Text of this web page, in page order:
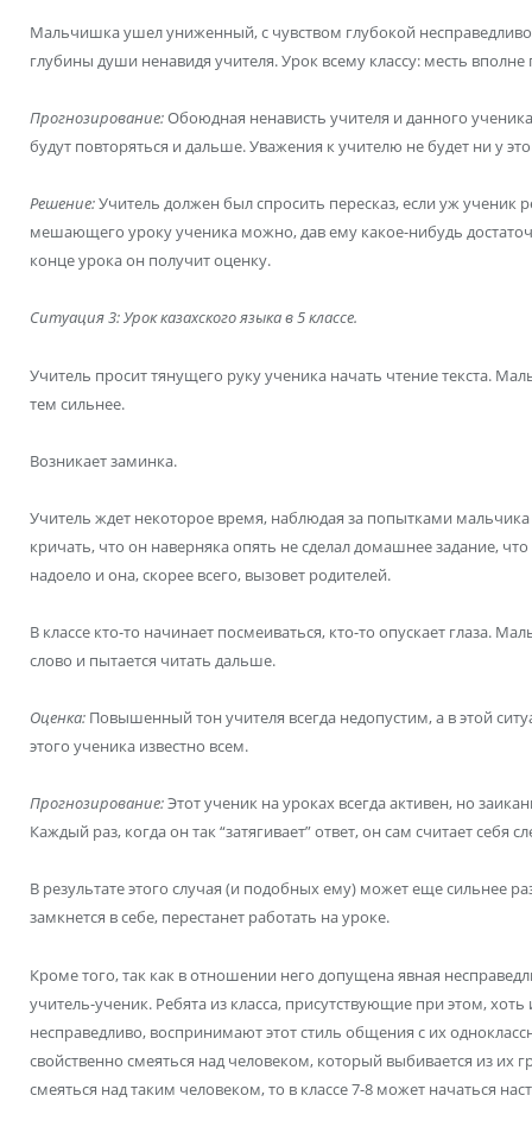
Мальчишка ушел униженный, с чувством глубокой
глубины души ненавидя учителя. Урок всему классу: месть
Прогнозирование:Обоюдная ненависть учителя и данного
будут повторяться и дальше. Уважения к учителю не будет ни у
Решение:Учитель должен был спросить пересказ, если уж
мешающего уроку ученика можно, дав ему какое-нибудь
конце урока он получит оценку.
Ситуация 3: Урок казахского языка в 5 классе.
Учитель просит тянущего руку ученика начать чтение текста.
тем сильнее.
Возникает заминка.
Учитель ждет некоторое время, наблюдая за попытками
кричать, что он наверняка опять не сделал домашнее задание,
надоело и она, скорее всего, вызовет родителей.
В классе кто-то начинает посмеиваться, кто-то опускает глаза.
слово и пытается читать дальше.
Оценка: Повышенный тон учителя всегда недопустим, а в этой
этого ученика известно всем.
Прогнозирование:Этот ученик на уроках всегда активен, но
Каждый раз, когда он так “затягивает” ответ, он сам считает себя
В результате этого случая (и подобных ему) может еще сильнее
замкнется в себе, перестанет работать на уроке.
Кроме того, так как в отношении него допущена явная
учитель-ученик. Ребята из класса, присутствующие при этом, хоть
несправедливо, воспринимают этот стиль общения с их
свойственно смеяться над человеком, который выбивается из их
смеяться над таким человеком, то в классе 7-8 может начаться